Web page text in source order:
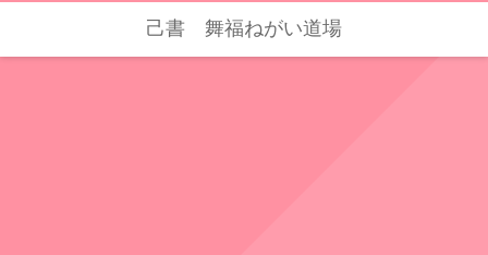
己書 舞福ねがい道場